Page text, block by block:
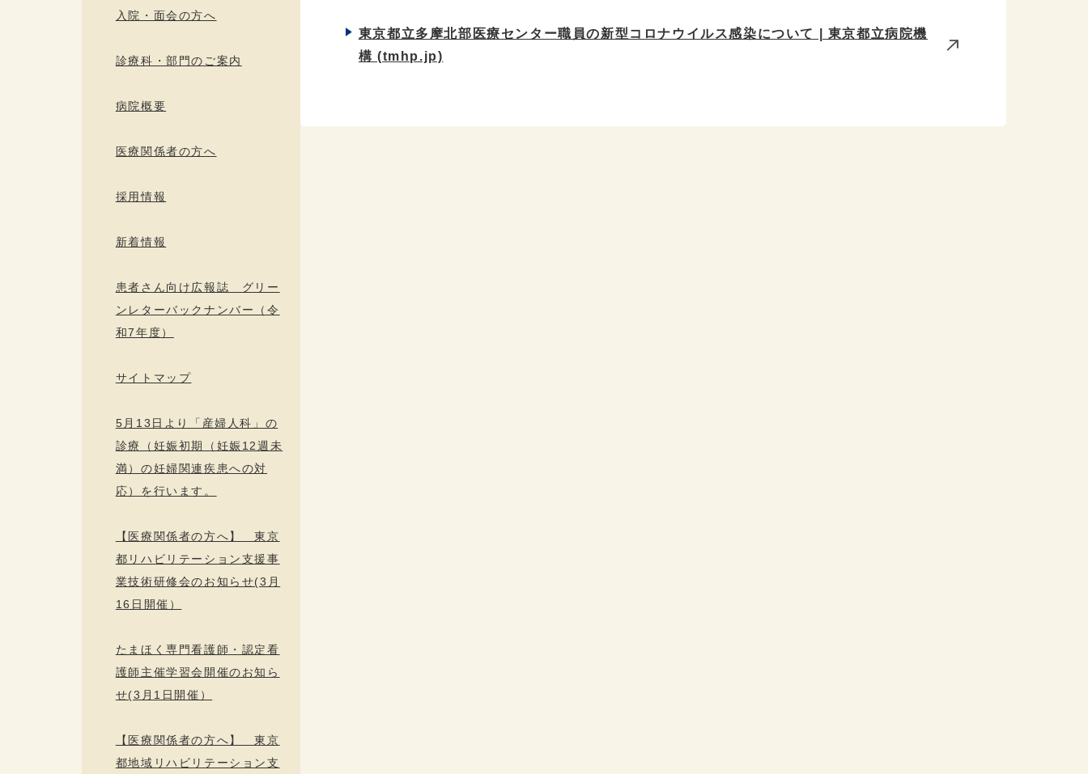
東京都立多摩北部医療センター職員の新型コロナウイルス感染について | 東京都立病院機
構 (tmhp.jp)
入院・面会の方へ
診療科・部門のご案内
病院概要
医療関係者の方へ
採用情報
新着情報
患者さん向け広報誌 グリー
ンレターバックナンバー（令
和7年度）
サイトマップ
5月13日より「産婦人科」の
診療（妊娠初期（妊娠12週未
満）の妊婦関連疾患への対
応）を行います。
【医療関係者の方へ】 東京
都リハビリテーション支援事
業技術研修会のお知らせ(3月
16日開催）
たまほく専門看護師・認定看
護師主催学習会開催のお知ら
せ(3月1日開催）
【医療関係者の方へ】 東京
都地域リハビリテーション支